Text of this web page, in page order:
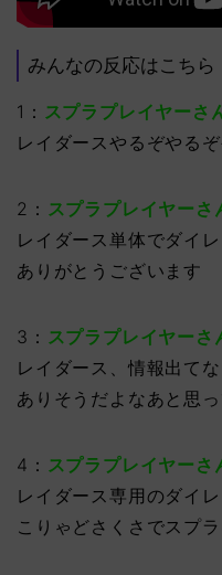
みんなの反応はこちら
1： スプラプレイヤーさ
レイダースやるぞやる
2： スプラプレイヤーさ
レイダース単体でダイ
ありがとうございます
3： スプラプレイヤーさ
レイダース、情報出て
ありそうだよなあと思
4： スプラプレイヤーさ
レイダース専用のダイ
こりゃどさくさでスプ